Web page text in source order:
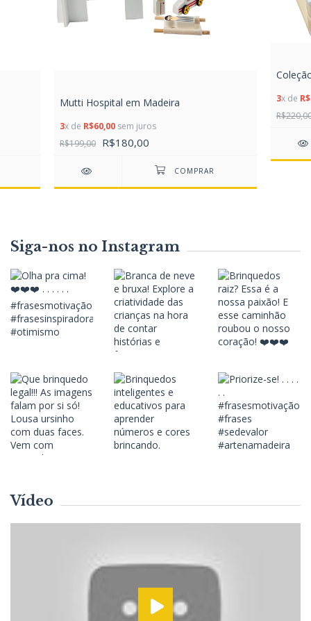
Mutti Hospital em Madeira
3x de R$60,00 sem juros
R$199,00 R$180,00
3x de
Siga-nos no Instagram
Vídeo